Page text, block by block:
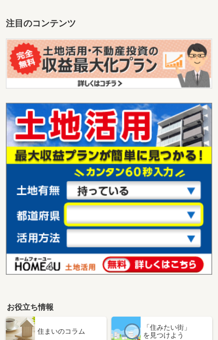
注目のコンテンツ
お役立ち情報
住まいのコラム
「住みたい街」
を見つけよう